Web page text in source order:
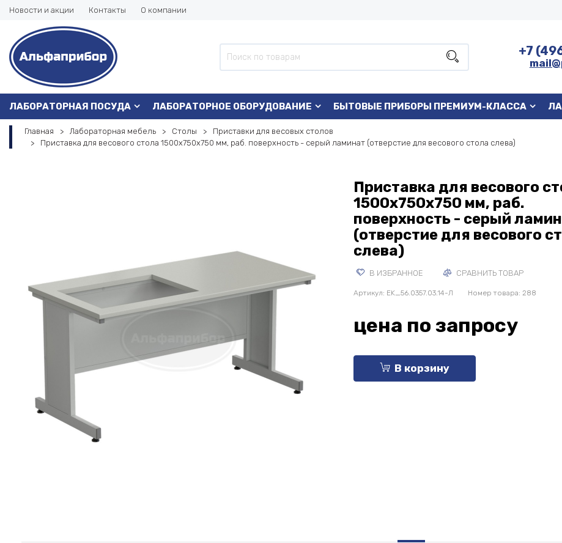
Новости и акции Контакты О компании
+7
ЛАБОРАТОРНАЯ ПОСУДА ЛАБОРАТОРНОЕ ОБОРУДОВАНИЕ БЫТОВЫЕ ПРИБОРЫ ПРЕМИУМ-КЛАССА
Главная Лабораторная мебель Столы
Приставки для весовых столов
Приставка для весового стола 1500х750х750 мм, раб. поверхность - серый ламинат (отверстие для весового стола слева)
Приставка для весового
1500х750х750 мм, раб.
поверхность - серый
(отверстие для весового
слева)
В ИЗБРАННОЕ СРАВНИТЬ ТОВАР
Артикул: EK_56.0357.03.14-Л Номер товара: 288
цена по запросу
В корзину